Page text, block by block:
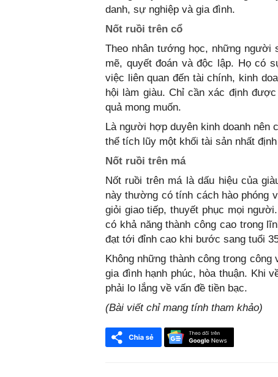
danh, sự nghiệp và gia đình.
Nốt ruồi trên cổ
Theo nhân tướng học, những
mẽ, quyết đoán và độc lập. Họ có
việc liên quan đến tài chính, kinh
hội làm giàu. Chỉ cần xác định
quả mong muốn.
Là người hợp duyên kinh doanh
thể tích lũy một khối tài sản nhất
Nốt ruồi trên má
Nốt ruồi trên má là dấu hiệu của
này thường có tính cách hào phóng
giỏi giao tiếp, thuyết phục mọi
có khả năng thành công cao trong
đạt tới đỉnh cao khi bước sang tuổi
Không những thành công trong
gia đình hạnh phúc, hòa thuận. Khi
phải lo lắng về vấn đề tiền bạc.
(Bài viết chỉ mang tính tham khảo)